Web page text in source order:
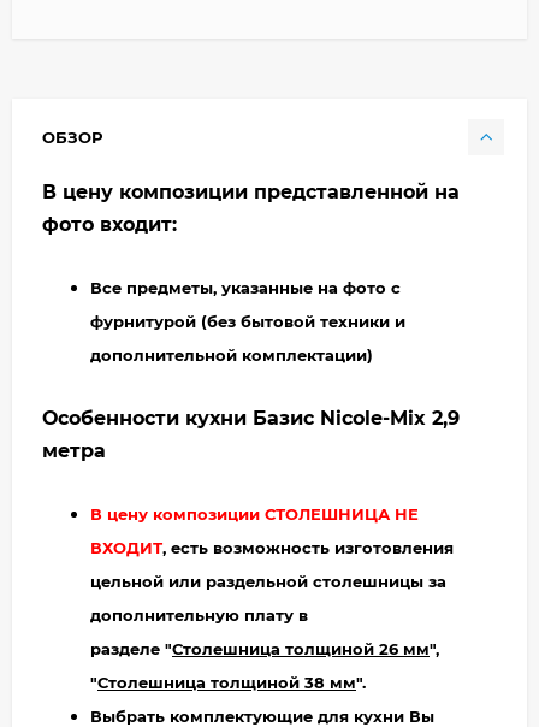
ОБЗОР
В цену композиции представленной на
фото входит:
Все предметы, указанные на фото с
фурнитурой (без бытовой техники и
дополнительной комплектации)
Особенности кухни Базис Nicole-Mix 2,9
метра
В цену композиции СТОЛЕШНИЦА НЕ
ВХОДИТ, есть возможность изготовления
цельной или раздельной столешницы за
дополнительную плату в
разделе "Столешница толщиной 26 мм",
"Столешница толщиной 38 мм".
Выбрать комплектующие для кухни Вы